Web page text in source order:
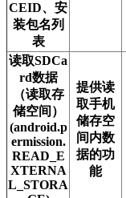
CEID、安
装包名列
表
读取SDCa
rd数据
（读取存
储空间）
(android.p
ermission.
READ_E
XTERNA
L_STORA
提供读
取手机
储存空
间内数
据的功
能